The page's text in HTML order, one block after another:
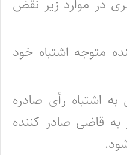
در موارد زیر نقض
متوجه اشتباه خود
اشتباه رأی صادره
به قاضی صادر کننده